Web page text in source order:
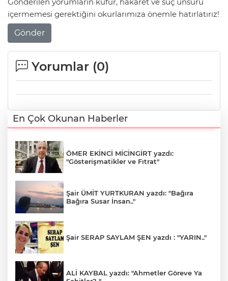
içermemesi gerektiğini okurlarımıza önemle hatırlatırız!
Gönder
Yorumlar (0)
En Çok Okunan Haberler
ÖMER EKİNCİ MİCİNGİRT yazdı:
"Gösterişmatikler ve Fıtrat"
Şair ÜMİT YURTKURAN yazdı: "Bağıra
Bağıra Susar İnsan.."
Şair SERAP SAYLAM ŞEN yazdı : "YARIN.."
ALİ KAYBAL yazdı: "Ahmetler Göreve Ya